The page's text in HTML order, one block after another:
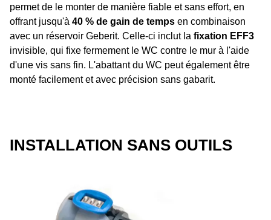
permet de le monter de manière fiable et sans effort, en
offrant jusqu'à 40 % de gain de temps en combinaison
avec un réservoir Geberit. Celle-ci inclut la fixation EFF3
invisible, qui fixe fermement le WC contre le mur à l'aide
d'une vis sans fin. L'abattant du WC peut également être
monté facilement et avec précision sans gabarit.
INSTALLATION SANS OUTILS